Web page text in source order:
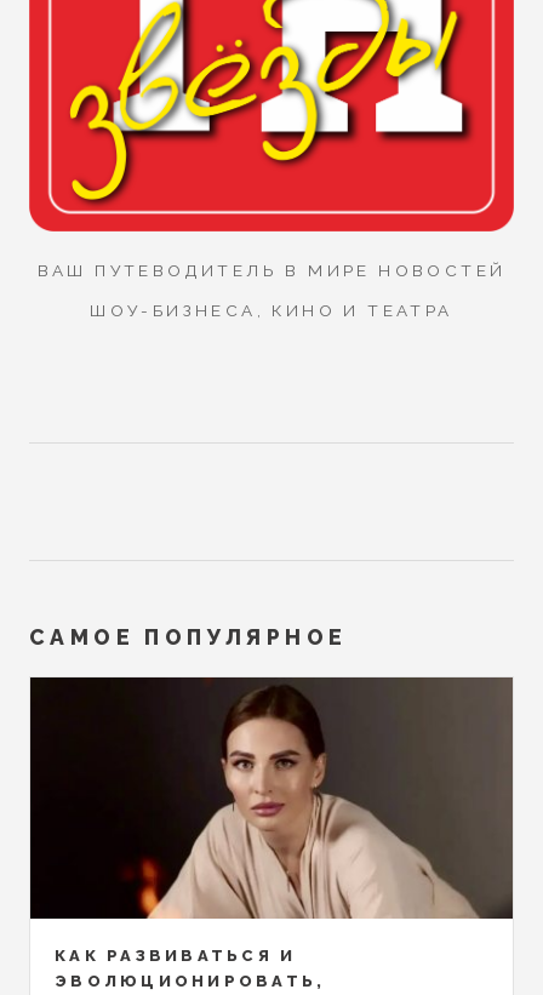
ВАШ ПУТЕВОДИТЕЛЬ В МИРЕ НОВОСТЕЙ
ШОУ-БИЗНЕСА, КИНО И ТЕАТРА
САМОЕ ПОПУЛЯРНОЕ
КАК РАЗВИВАТЬСЯ И
ЭВОЛЮЦИОНИРОВАТЬ,